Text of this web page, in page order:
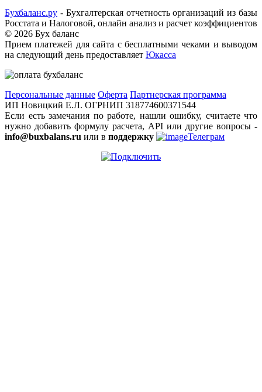
Бухбаланс.ру - Бухгалтерская отчетность организаций из базы
Росстата и Налоговой, онлайн анализ и расчет коэффициентов
© 2026 Бух баланс
Прием платежей для сайта с бесплатными чеками и выводом
на следующий день предоставляет Юкасса
Персональные данные Оферта Партнерская программа
ИП Новицкий Е.Л. ОГРНИП 318774600371544
Если есть замечания по работе, нашли ошибку, считаете что
нужно добавить формулу расчета, API или другие вопросы -
info@buxbalans.ru или в поддержку Телеграм